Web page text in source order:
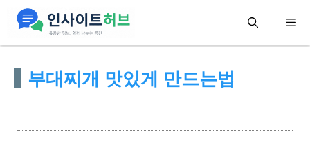
메
부대찌개 맛있게 만드는법